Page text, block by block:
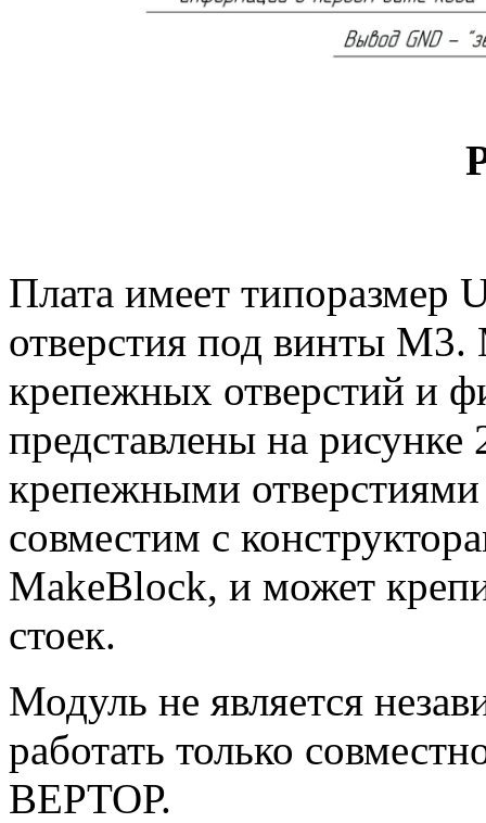
Плата имеет типоразмер
отверстия под винты М3.
крепежных отверстий и
представлены на
крепежными
совместим с
MakeBlock, и может
стоек.
Модуль не является
работать только
ВЕРТОР.